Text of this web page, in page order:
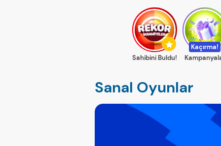
Sanal Oyunlar